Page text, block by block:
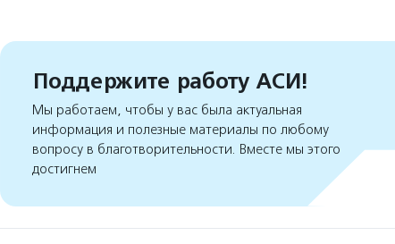
Поддержите работу АСИ!
Мы работаем, чтобы у вас была актуальная
информация и полезные материалы по любому
вопросу в благотворительности. Вместе мы этого
достигнем